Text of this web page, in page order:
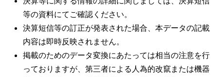
等の資料にてご確認ください。
決算短信等の訂正が発表された場合、本データの記載
内容は即時反映されません。
掲載のためのデータ変換にあたっては相当の注意を行
っておりますが、第三者による人為的改竄または機器